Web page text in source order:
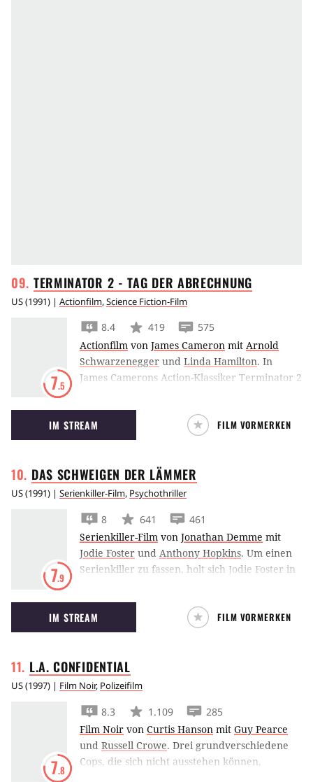
TERMINATOR 2 - TAG DER ABRECHNUNG
US(1991) | Actionfilm,Science Fiction-Film
7.5
8.4 419
575
Actionfilm von James Cameron mit Arnold
Schwarzenegger und Linda Hamilton. In
James Camerons Action-Klassiker Terminator 2
Kampfmaschine aus der Zukunft zurück, um
einen Jungen vor seinem Modellnachfolger zu
beschützen.
IM STREAM FILM VORMERKEN
DAS SCHWEIGEN DER LÄMMER
US(1991) | Serienkiller-Film, Psychothriller
7.9
8 641
461
Serienkiller-Film von Jonathan Demme mit
Jodie Foster und Anthony Hopkins. Um einen
Serienkiller zu fassen, holt sich Jodie Foster in
berüchtigten Hannibal Lecter.
IM STREAM FILM VORMERKEN
L.A.CONFIDENTIAL
US(1997) | Film Noir, Polizeifilm
7.8
8.3 1.109
285
Film Noir von Curtis Hanson mit Guy Pearce
und Russell Crowe. Drei grundverschiedene
Cops, die sich nicht ausstehen können,